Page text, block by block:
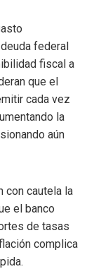
federal
fiscal a
que el
cada vez
la
aún
con cautela la
el banco
de tasas
complica